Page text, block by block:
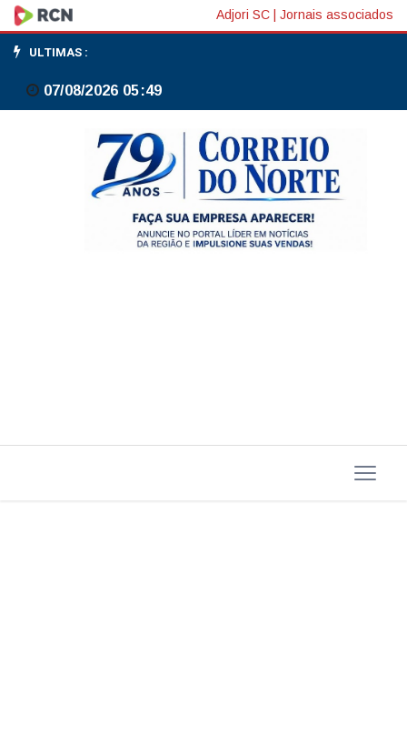
AmplaNorte
debate
desenvolvimento
regional
possível
Adjori SC Jornais associados
ULTIMAS :
07/08/2026 05:49